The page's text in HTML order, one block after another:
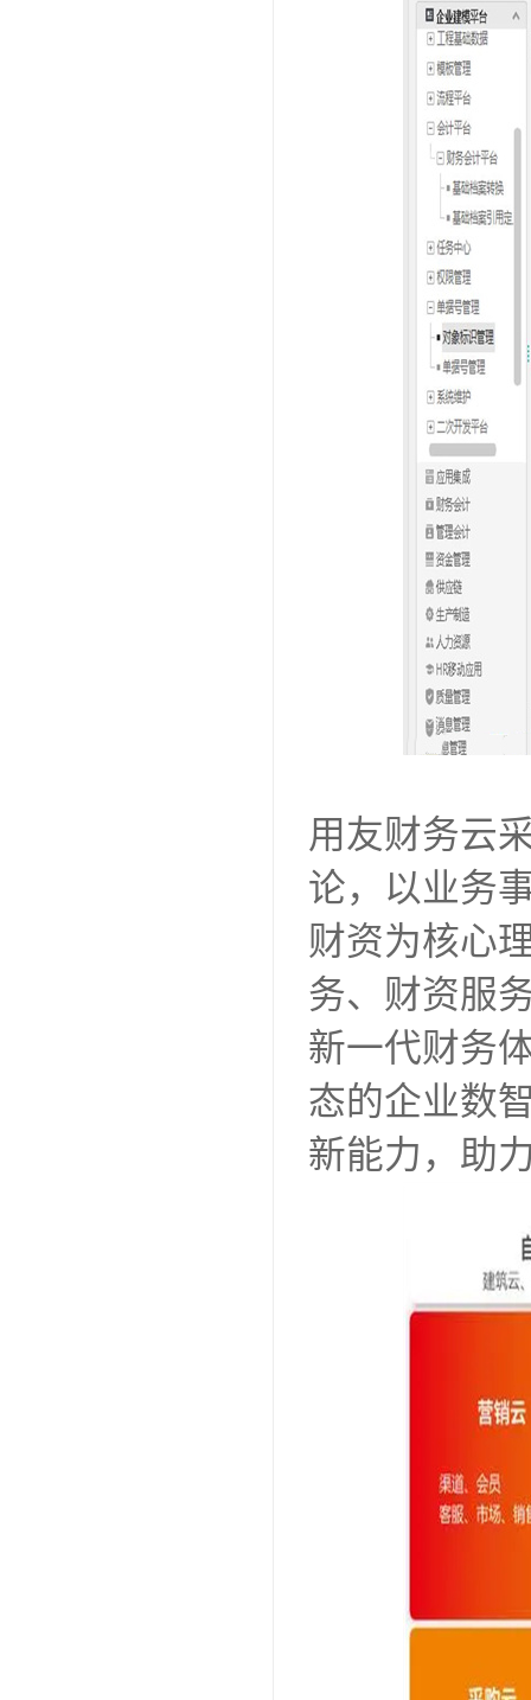
用友财务云
论，以业务
财资为核心
务、财资服
新一代财务
态的企业数
新能力，助